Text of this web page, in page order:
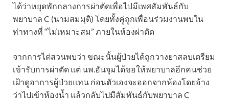
ได้ว่าหยุดพักกลางการผ่าตัดเพื่อไปมีเพศสัมพันธ์กับ
พยาบาล C (นามสมมุติ) โดยทั้งคู่ถูกเพื่อนร่วมงานพบใน
ท่าทางที่ “ไม่เหมาะสม” ภายในห้องผ่าตัด
จากการไต่สวนพบว่า ขณะนั้นผู้ป่วยได้ถูกวางยาสลบเตรียม
เข้ารับการผ่าตัด แต่ นพ.อันจุมได้ขอให้พยาบาลอีกคนช่วย
เฝ้าดูอาการผู้ป่วยแทน ก่อนตัวเองจะออกจากห้องโดยอ้าง
ว่าไปเข้าห้องน้ำ แล้วกลับไปมีสัมพันธ์กับพยาบาล C